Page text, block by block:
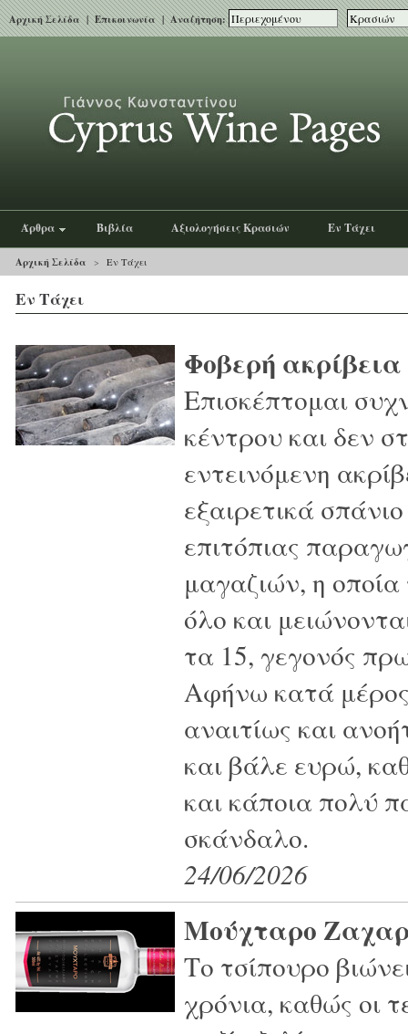
Αρχική Σελίδα|Επικοινωνία| Αναζήτηση:
Άρθρα Βιβλία Αξιολογήσεις Κρασιών Εν Τάχει
Αρχική Σελίδα > Εν Τάχει
Εν Τάχει
Φοβερή ακρίβεια
Επισκέπτομαι
κέντρου και δεν
εντεινόμενη
εξαιρετικά
επιτόπιας
μαγαζιών, η
όλο και
τα 15, γεγονός
Αφήνω κατά
αναιτίως και
και βάλε ευρώ,
και κάποια πολύ
σκάνδαλο.
24/06/2026
Μούχταρο
Το τσίπουρο
χρόνια, καθώς οι